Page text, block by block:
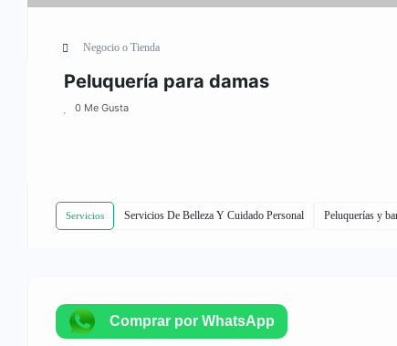
Negocio o Tienda
Peluquería para damas
0 Me Gusta
Servicios Servicios De Belleza Y Cuidado Personal Peluquerías y
Comprar por WhatsApp